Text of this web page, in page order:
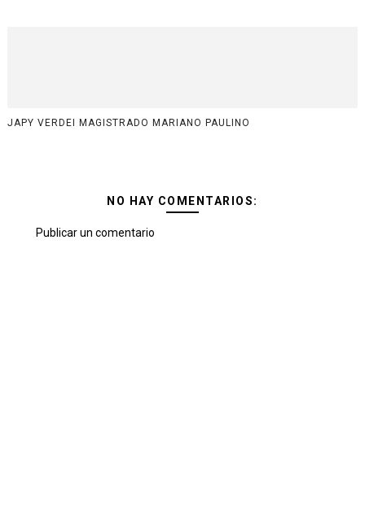
JAPY VERDEI MAGISTRADO MARIANO PAULINO
NO HAY COMENTARIOS:
Publicar un comentario